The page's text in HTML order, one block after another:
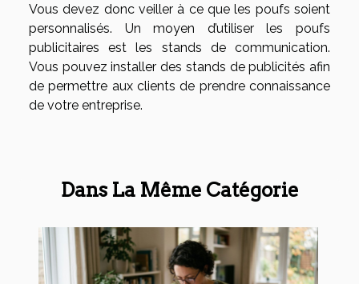
Vous devez donc veiller à ce que les poufs soient
personnalisés. Un moyen d’utiliser les poufs
publicitaires est les stands de communication.
Vous pouvez installer des stands de publicités afin
de permettre aux clients de prendre connaissance
de votre entreprise.
Dans La Même Catégorie